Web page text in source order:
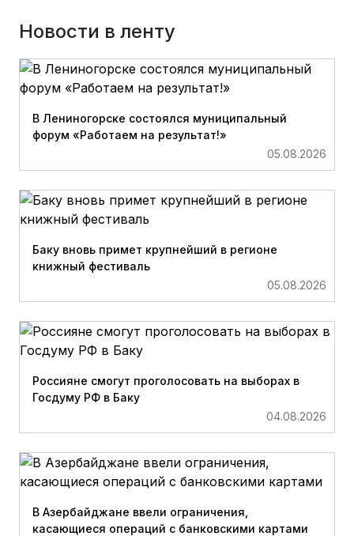
Новости в ленту
В Лениногорске состоялся муниципальный
форум «Работаем на результат!»
05.08.2026
Баку вновь примет крупнейший в регионе
книжный фестиваль
05.08.2026
Россияне смогут проголосовать на выборах в
Госдуму РФ в Баку
04.08.2026
В Азербайджане ввели ограничения,
касающиеся операций с банковскими картами